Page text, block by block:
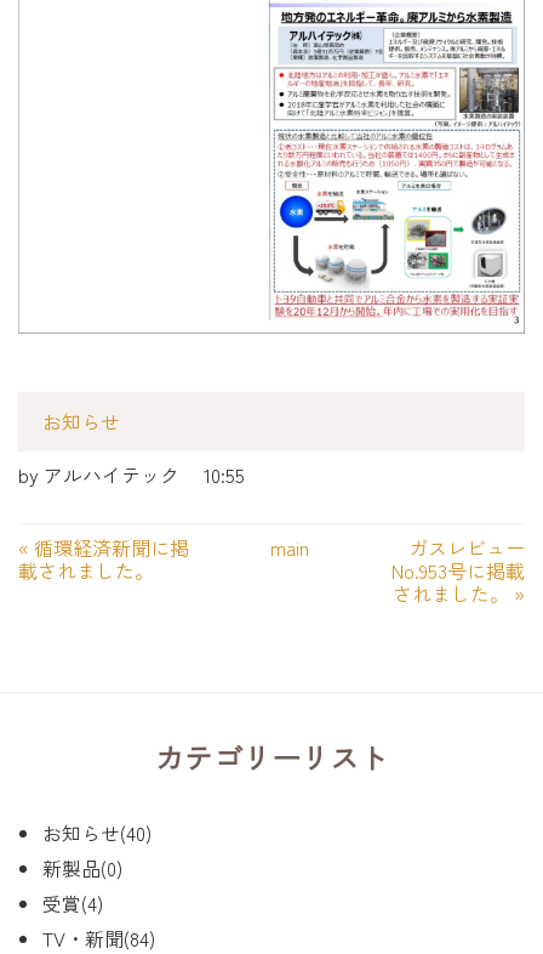
お知らせ
by アルハイテック 10:55
« 循環経済新聞に掲
載されました。
main ガスレビュー
No.953号に掲載
されました。 »
カテゴリーリスト
お知らせ(40)
新製品(0)
受賞(4)
TV・新聞(84)